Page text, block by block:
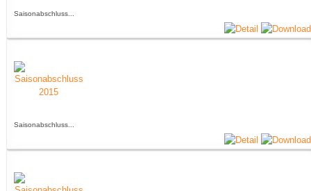
Saisonabschluss...
Saisonabschluss...